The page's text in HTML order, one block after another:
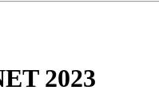
2023